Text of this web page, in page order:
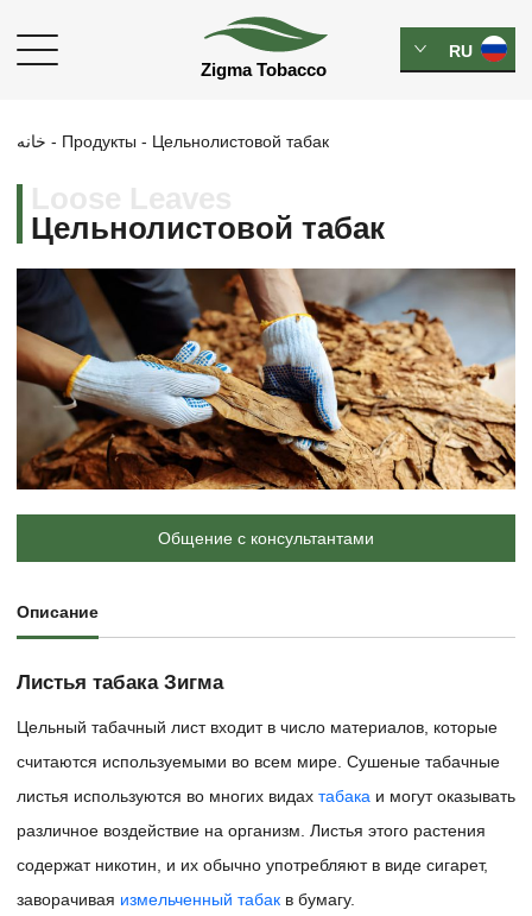
RU
خانه - Продукты - Цельнолистовой табак
Цельнолистовой табак
Общение с консультантами
Описание
Листья табака Зигма
Цельный табачный лист входит в число материалов, которые
считаются используемыми во всем мире. Сушеные табачные
листья используются во многих видах табака и могут оказывать
различное воздействие на организм. Листья этого растения
содержат никотин, и их обычно употребляют в виде сигарет,
заворачивая измельченный табак в бумагу.